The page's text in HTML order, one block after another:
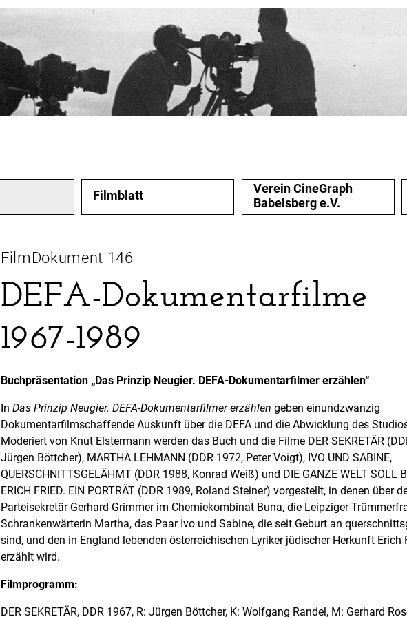
Filmblatt
Verein CineGraph
Babelsberg e.V.
FilmDokument 146
DEFA-Dokumentarfilme
1967-1989
Buchpräsentation „Das Prinzip Neugier. DEFA-Dokumentarfilmer erzählen“
In Das Prinzip Neugier. DEFA-Dokumentarfilmer erzählen geben einundzwanzig
Dokumentarfilmschaffende Auskunft über die DEFA und die Abwicklung des
Moderiert von Knut Elstermann werden das Buch und die Filme DER SEKRETÄR
Jürgen Böttcher), MARTHA LEHMANN (DDR 1972, Peter Voigt), IVO UND SABINE,
QUERSCHNITTSGELÄHMT (DDR 1988, Konrad Weiß) und DIE GANZE WELT SOLL
ERICH FRIED. EIN PORTRÄT (DDR 1989, Roland Steiner) vorgestellt, in denen über
Parteisekretär Gerhard Grimmer im Chemiekombinat Buna, die Leipziger
Schrankenwärterin Martha, das Paar Ivo und Sabine, die seit Geburt an
sind, und den in England lebenden österreichischen Lyriker jüdischer Herkunft Erich
erzählt wird.
Filmprogramm:
DER SEKRETÄR, DDR 1967, R: Jürgen Böttcher, K: Wolfgang Randel, M: Gerhard